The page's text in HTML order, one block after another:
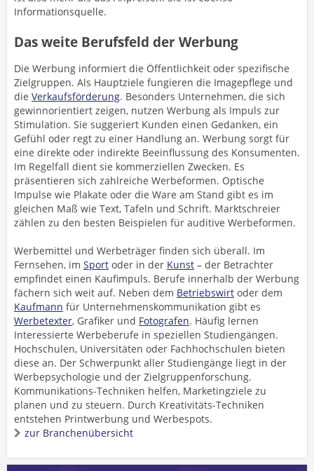
Informationsquelle.
Das weite Berufsfeld der Werbung
Die Werbung informiert die Öffentlichkeit oder spezifische
Zielgruppen. Als Hauptziele fungieren die Imagepflege und
die Verkaufsförderung. Besonders Unternehmen, die sich
gewinnorientiert zeigen, nutzen Werbung als Impuls zur
Stimulation. Sie suggeriert Kunden einen Gedanken, ein
Gefühl oder regt zu einer Handlung an. Werbung sorgt für
eine direkte oder indirekte Beeinflussung des Konsumenten.
Im Regelfall dient sie kommerziellen Zwecken. Es
präsentieren sich zahlreiche Werbeformen. Optische
Impulse wie Plakate oder die Ware am Stand gibt es im
gleichen Maß wie Text, Tafeln und Schrift. Marktschreier
zählen zu den besten Beispielen für auditive Werbeformen.
Werbemittel und Werbeträger finden sich überall. Im
Fernsehen, im Sport oder in der Kunst – der Betrachter
empfindet einen Kaufimpuls. Berufe innerhalb der Werbung
fächern sich weit auf. Neben dem Betriebswirt oder dem
Kaufmann für Unternehmenskommunikation gibt es
Werbetexter, Grafiker und Fotografen. Häufig lernen
Interessierte Werbeberufe in speziellen Studiengängen.
Hochschulen, Universitäten oder Fachhochschulen bieten
diese an. Der Schwerpunkt aller Studiengänge liegt in der
Werbepsychologie und der Zielgruppenforschung.
Kommunikations-Techniken helfen, Marketingziele zu
planen und zu steuern. Durch Kreativitäts-Techniken
entstehen Printwerbung und Werbespots.
zur Branchenübersicht